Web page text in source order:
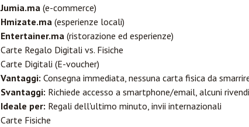
Jumia.ma (e-commerce)
Hmizate.ma (esperienze locali)
Entertainer.ma (ristorazione ed esperienze)
Carte Regalo Digitali vs. Fisiche
Carte Digitali (E-voucher)
Vantaggi: Consegna immediata, nessuna carta fisica da
Svantaggi: Richiede accesso a smartphone/email, alcuni
Ideale per: Regali dell'ultimo minuto, invii internazionali
Carte Fisiche